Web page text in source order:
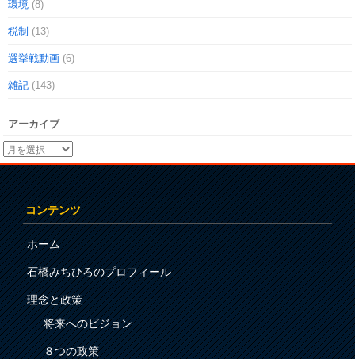
環境 (8)
税制 (13)
選挙戦動画 (6)
雑記 (143)
アーカイブ
コンテンツ
ホーム
石橋みちひろのプロフィール
理念と政策
将来へのビジョン
８つの政策